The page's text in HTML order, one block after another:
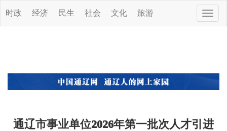
Toggle
时政 经济 民生 社会 文化 旅游
通辽市事业单位2026年第一批次人才引进